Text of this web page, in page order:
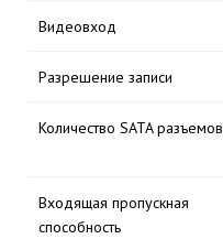
Видеовход
Разрешение записи
Количество SATA разъемов
Входящая пропускная
способность